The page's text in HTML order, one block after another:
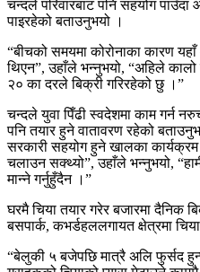
चन्दले परिवारबाट पनि सहयोग पाउँदा
पाइरहेको बताउनुभयो ।
“बीचको समयमा कोरोनाका कारण
थिएन”, उहाँले भन्नुभयो, “अहिले
२० का दरले बिक्री गरिरहेको छु ।”
चन्दले युवा पिँढी स्वदेशमा काम गर्न
पनि तयार हुने वातावरण रहेको
सरकारी सहयोग हुने खालका कार्यक्रम
चलाउन सक्थ्यो”, उहाँले भन्नुभयो,
मान्ने गर्नुहुँदैन ।”
घरमै चिया तयार गरेर बजारमा दैनिक
बसपार्क, कभर्डहललगायत क्षेत्रमा
“बेलुकी ५ बजेपछि मात्रै अलि फुर्सद